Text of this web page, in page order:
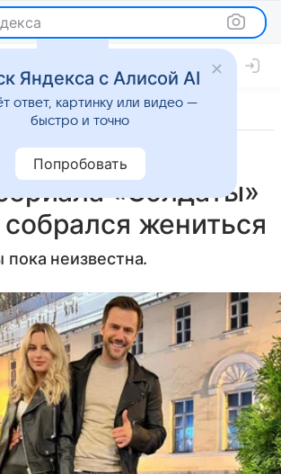
Газета.Ру Светская жизнь
«Солдаты»
жениться
неизвестна.
Яндекса с Алисой AI
ответ, картинку или видео —
быстро и точно
Попробовать